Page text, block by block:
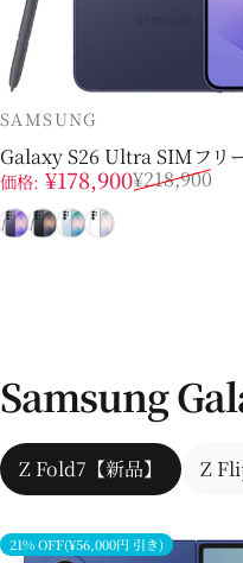
販売業者
SAMSUNG
Galaxy S26 Ultra SIMフリ
販売価格
価格: ¥178,900
通常価格 ¥218,900
コバルトバイオレット
ブラック
スカイブルー
ホワイト
Samsung
Z Fold7【新品】 Z
21% OFF(¥56,000円 引き)